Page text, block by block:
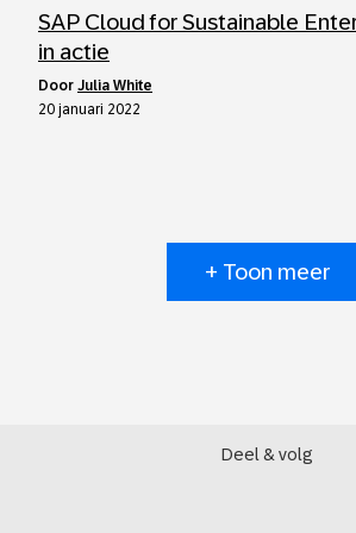
SAP Cloud for Sustainable
in actie
door Julia White
20 januari 2022
+ Toon meer
Deel & volg